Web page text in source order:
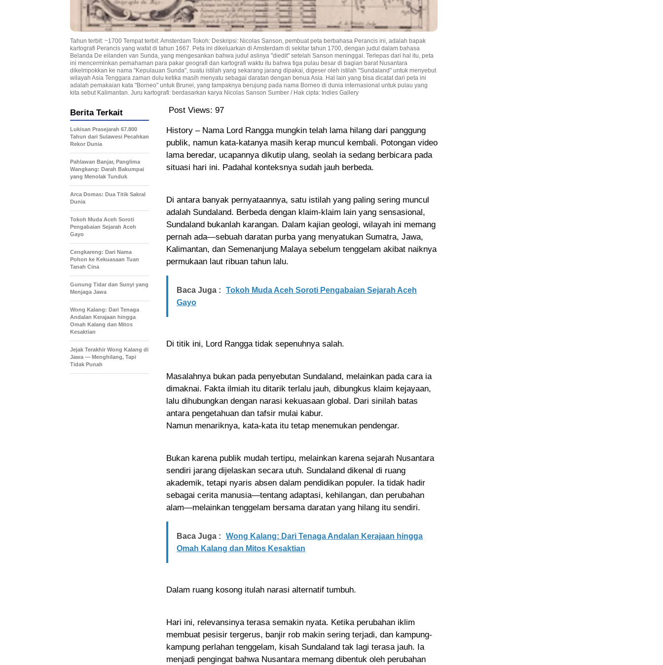
Tahun terbit: ~1700 Tempat terbit: Amsterdam Tokoh: Deskripsi: Nicolas Sanson, pembuat peta berbahasa Perancis ini, adalah bapak
kartografi Perancis yang wafat di tahun 1667. Peta ini dikeluarkan di Amsterdam di sekitar tahun 1700, dengan judul dalam bahasa
Belanda De eilanden van Sunda, yang mengesankan bahwa judul aslinya "diedit" setelah Sanson meninggal. Terlepas dari hal itu, peta
ini mencerminkan pemahaman para pakar geografi dan kartografi waktu itu bahwa tiga pulau besar di bagian barat Nusantara
dikelmpokkan ke nama "Kepulauan Sunda", suatu istilah yang sekarang jarang dipakai, digeser oleh istilah "Sundaland" untuk menyebut
wilayah Asia Tenggara zaman dulu ketika masih menyatu sebagai daratan dengan benua Asia. Hal lain yang bisa dicatat dari peta ini
adalah pemakaian kata "Borneo" untuk Brunei, yang tampaknya berujung pada nama Borneo di dunia internasional untuk pulau yang
kita sebut Kalimantan. Juru kartografi: berdasarkan karya Nicolas Sanson Sumber / Hak cipta: Indies Gallery
Post Views: 97
History – Nama Lord Rangga mungkin telah lama hilang dari panggung
publik, namun kata-katanya masih kerap muncul kembali. Potongan video
lama beredar, ucapannya dikutip ulang, seolah ia sedang berbicara pada
situasi hari ini. Padahal konteksnya sudah jauh berbeda.
Di antara banyak pernyataannya, satu istilah yang paling sering muncul
adalah Sundaland. Berbeda dengan klaim-klaim lain yang sensasional,
Sundaland bukanlah karangan. Dalam kajian geologi, wilayah ini memang
pernah ada—sebuah daratan purba yang menyatukan Sumatra, Jawa,
Kalimantan, dan Semenanjung Malaya sebelum tenggelam akibat naiknya
permukaan laut ribuan tahun lalu.
Baca Juga :
Tokoh Muda Aceh Soroti Pengabaian Sejarah Aceh
Gayo
Di titik ini, Lord Rangga tidak sepenuhnya salah.
Masalahnya bukan pada penyebutan Sundaland, melainkan pada cara ia
dimaknai. Fakta ilmiah itu ditarik terlalu jauh, dibungkus klaim kejayaan,
lalu dihubungkan dengan narasi kekuasaan global. Dari sinilah batas
antara pengetahuan dan tafsir mulai kabur.
Namun menariknya, kata-kata itu tetap menemukan pendengar.
Bukan karena publik mudah tertipu, melainkan karena sejarah Nusantara
sendiri jarang dijelaskan secara utuh. Sundaland dikenal di ruang
akademik, tetapi nyaris absen dalam pendidikan populer. Ia tidak hadir
sebagai cerita manusia—tentang adaptasi, kehilangan, dan perubahan
alam—melainkan tenggelam bersama daratan yang hilang itu sendiri.
Baca Juga :
Wong Kalang: Dari Tenaga Andalan Kerajaan hingga
Omah Kalang dan Mitos Kesaktian
Dalam ruang kosong itulah narasi alternatif tumbuh.
Hari ini, relevansinya terasa semakin nyata. Ketika perubahan iklim
membuat pesisir tergerus, banjir rob makin sering terjadi, dan kampung-
kampung perlahan tenggelam, kisah Sundaland tak lagi terasa jauh. Ia
menjadi pengingat bahwa Nusantara memang dibentuk oleh perubahan
Berita Terkait
Lukisan Prasejarah 67.800
Tahun dari Sulawesi Pecahkan
Rekor Dunia
Pahlawan Banjar, Panglima
Wangkang: Darah Bakumpai
yang Menolak Tunduk
Arca Domas: Dua Titik Sakral
Dunia
Tokoh Muda Aceh Soroti
Pengabaian Sejarah Aceh
Gayo
Cengkareng: Dari Nama
Pohon ke Kekuasaan Tuan
Tanah Cina
Gunung Tidar dan Sunyi yang
Menjaga Jawa
Wong Kalang: Dari Tenaga
Andalan Kerajaan hingga
Omah Kalang dan Mitos
Kesaktian
Jejak Terakhir Wong Kalang di
Jawa — Menghilang, Tapi
Tidak Punah